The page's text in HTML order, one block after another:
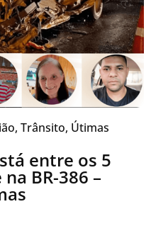
, Trânsito, Útimas
entre os 5
BR-386 –